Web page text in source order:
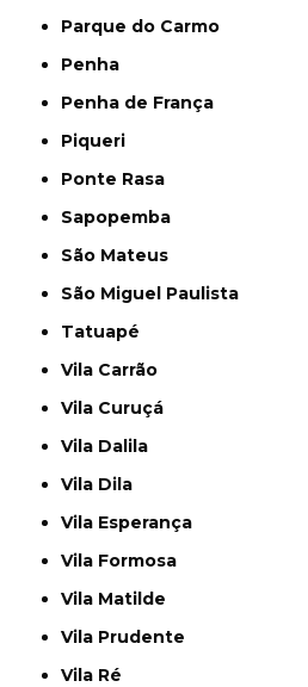
Parque do Carmo
Penha
Penha de França
Piqueri
Ponte Rasa
Sapopemba
São Mateus
São Miguel Paulista
Tatuapé
Vila Carrão
Vila Curuçá
Vila Dalila
Vila Dila
Vila Esperança
Vila Formosa
Vila Matilde
Vila Prudente
Vila Ré